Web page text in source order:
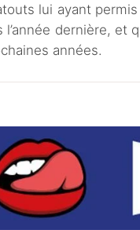
lui ayant
l’année dernière, et
années.